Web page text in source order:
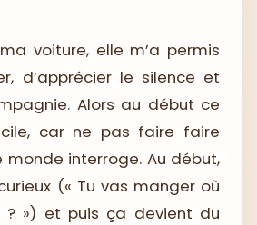
voiture, elle m’a permis
d’apprécier le silence et
Alors au début ce
car ne pas faire faire
interroge. Au début,
(« Tu vas manger où
? ») et puis ça devient du